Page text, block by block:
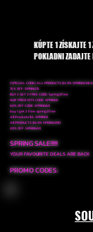
KÚPTE 1 ZÍSKAJTE
POKLADNI ZADAJTE
(SPECIAL CODE) ALL PRODUCTS $2.99:
75% OFF: SPRING75
BUY 2 GET 3 FREE CODE: Spring3free
HalF PRICE KITS CODE: SPRING5
60% OFF CODE: SPRING60
buy 1 get 2 free: spring2free
All Products $5: SPRING5
All PRODUCTS $6.99: SPRING3RD
40% OFF: SPRING40
SPRING SALE!!!!!
YOUR FAVOURITE DEALS ARE BACK
PROMO CODES: